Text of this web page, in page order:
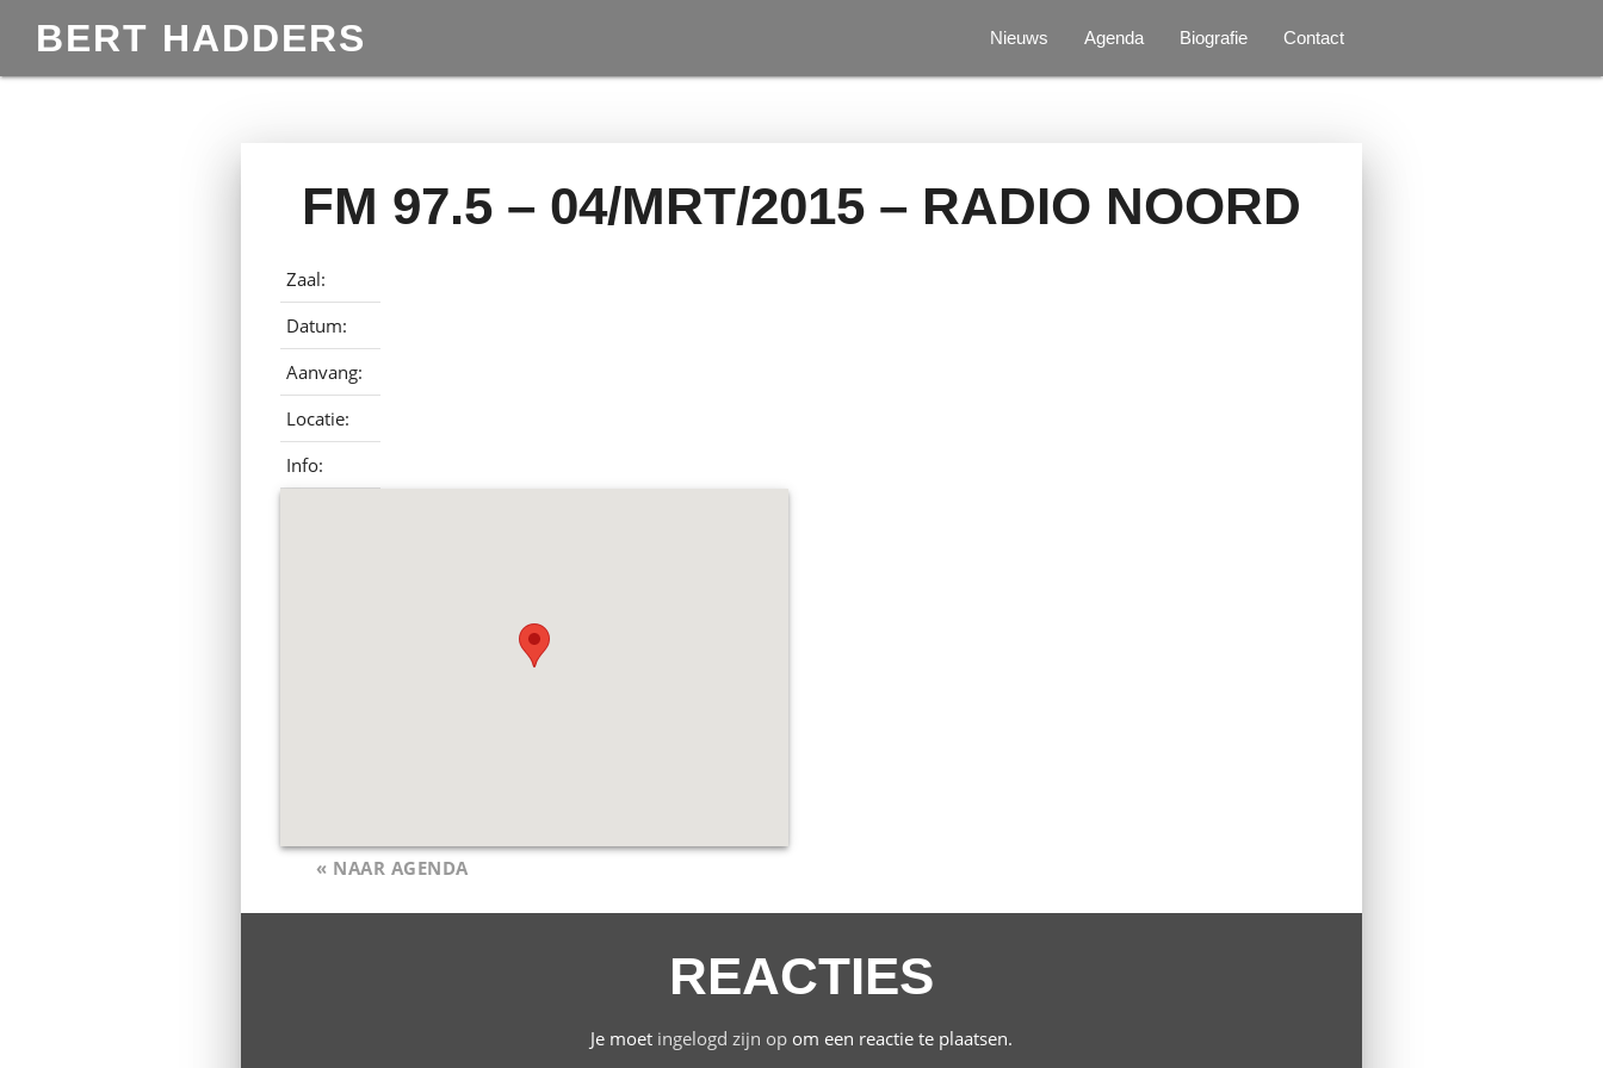
BERT HADDERS Nieuws Agenda Biografie Contact
FM 97.5 – 04/MRT/2015 – RADIO NOORD
Zaal:
Datum:
Aanvang:
Locatie:
Info:
« NAAR AGENDA
REACTIES
Je moet ingelogd zijn opom een reactie te plaatsen.